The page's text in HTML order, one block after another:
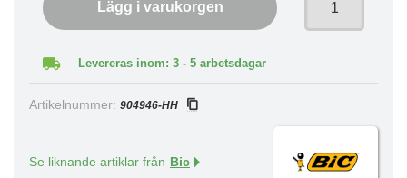
Lägg i varukorgen
Levereras inom: 3 - 5 arbetsdagar
Artikelnummer: 904946-HH
Se liknande artiklar från Bic